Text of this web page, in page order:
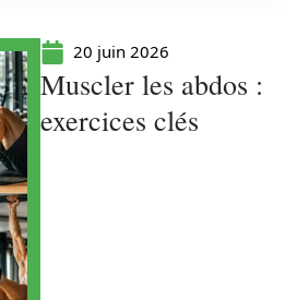
20 juin 2026
Muscler les abdos :
exercices clés